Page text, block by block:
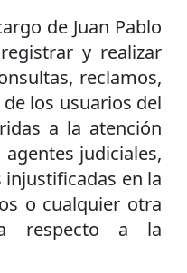
de Juan Pablo
y realizar
reclamos,
los usuarios del
a la atención
judiciales,
en la
o cualquier otra
respecto a la